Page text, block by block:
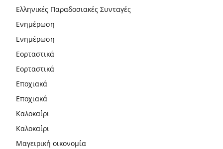
Ελληνικές Παραδοσιακές Συνταγές
Ενημέρωση
Ενημέρωση
Εορταστικά
Εορταστικά
Εποχιακά
Εποχιακά
Καλοκαίρι
Καλοκαίρι
Μαγειρική οικονομία